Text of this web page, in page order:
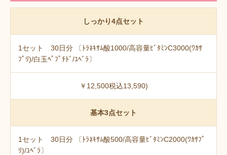
しっかり4点セット
1セット 30日分 〔ﾄﾗﾈｷｻﾑ酸1000/高容量ﾋﾞﾀﾐﾝC3000(ﾜｶｻ
ﾌﾟﾘ)/白玉ﾍﾟﾌﾟﾁﾄﾞ/ﾕﾍﾞﾗ〕
￥12,500税込13,590)
基本3点セット
1セット 30日分 〔ﾄﾗﾈｷｻﾑ酸500/高容量ﾋﾞﾀﾐﾝC2000(ﾜｶｻﾌﾟ
ﾘ)/ﾕﾍﾞﾗ〕